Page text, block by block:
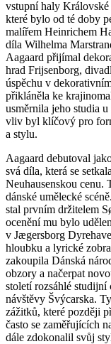
vstupní haly Královské
které bylo od té doby
malířem Heinrichem
díla Wilhelma
Aagaard přijímal
hrad Frijsenborg,
úspěchu v
přikláněla ke
usměrnila jeho studia
vliv byl klíčový pro
a stylu.
Aagaard debutoval
svá díla, která se
Neuhausenskou cenu.
dánské umělecké
stal prvním držitelem
ocenění mu bylo
v Jægersborg
hloubku a lyrické
zakoupila Dánská
obzory a načerpat
století rozsáhlé
návštěvy Švýcarska.
zážitků, které později
často se zaměřujících
dále zdokonalil svůj